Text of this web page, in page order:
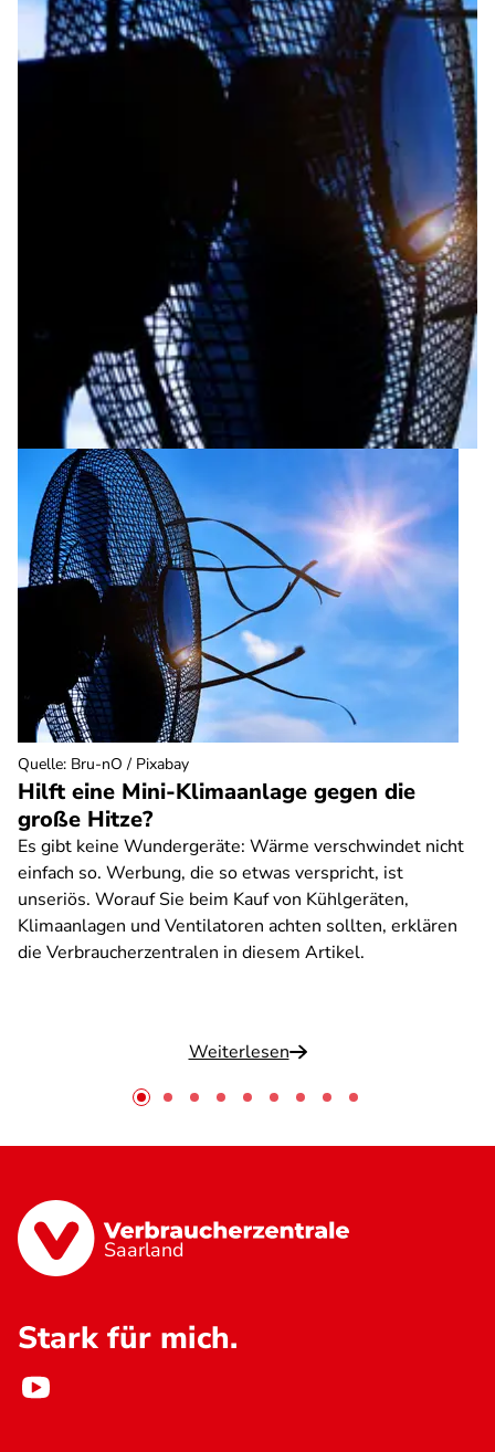
Hilft eine Mini-Klimaanlage gegen die
große Hitze?
Es gibt keine Wundergeräte: Wärme verschwindet nicht
einfach so. Werbung, die so etwas verspricht, ist
unseriös. Worauf Sie beim Kauf von Kühlgeräten,
Klimaanlagen und Ventilatoren achten sollten, erklären
die Verbraucherzentralen in diesem Artikel.
Weiterlesen
Quelle: Bru-nO / Pixabay
Saarland
Stark für mich.